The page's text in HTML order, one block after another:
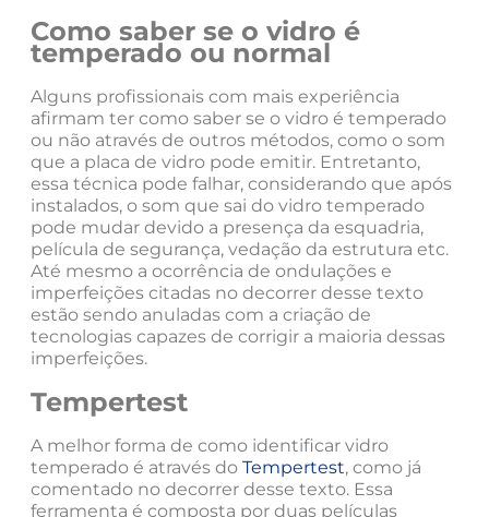
Como saber se o vidro é
temperado ou normal
Alguns profissionais com mais experiência
afirmam ter como saber se o vidro é temperado
ou não através de outros métodos, como o som
que a placa de vidro pode emitir. Entretanto,
essa técnica pode falhar, considerando que após
instalados, o som que sai do vidro temperado
pode mudar devido a presença da esquadria,
película de segurança, vedação da estrutura etc.
Até mesmo a ocorrência de ondulações e
imperfeições citadas no decorrer desse texto
estão sendo anuladas com a criação de
tecnologias capazes de corrigir a maioria dessas
imperfeições.
Tempertest
A melhor forma de como identificar vidro
temperado é através do Tempertest, como já
comentado no decorrer desse texto. Essa
ferramenta é composta por duas películas